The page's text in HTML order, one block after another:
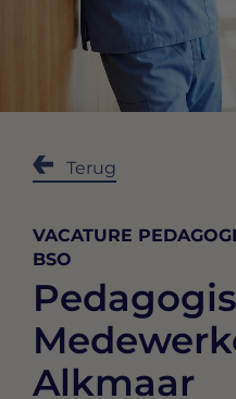
Terug
VACATURE
BSO
Alkmaar